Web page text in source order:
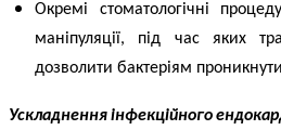
Окремі стоматологічні
маніпуляції, під час яких
дозволити бактеріям
Ускладненняінфекційного